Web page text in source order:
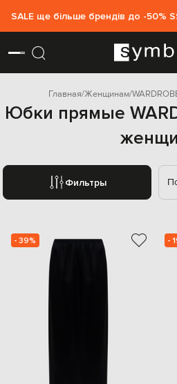
SALE ще більше брендів до -50%
Главная Женщинам
Юбки прямые
Фильтры
- 39% -